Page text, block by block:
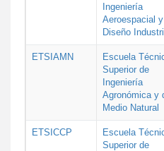
Ingeniería
Aeroespacial y
Diseño
ETSIAMN
Escuela
Superior de
Ingeniería
Agronómica y
Medio Natural
ETSICCP
Escuela
Superior de